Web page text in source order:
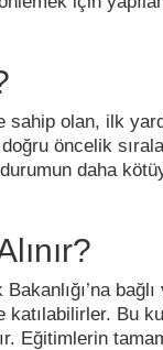
olan, ilk
öncelik
daha
katılabilirler. Bu
Eğitimlerin